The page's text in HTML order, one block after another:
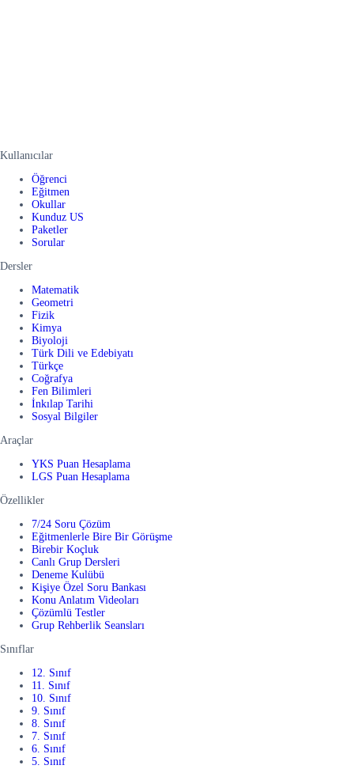
Kullanıcılar
Öğrenci
Eğitmen
Okullar
Kunduz US
Paketler
Sorular
Dersler
Matematik
Geometri
Fizik
Kimya
Biyoloji
Türk Dili ve Edebiyatı
Türkçe
Coğrafya
Fen Bilimleri
İnkılap Tarihi
Sosyal Bilgiler
Araçlar
YKS Puan Hesaplama
LGS Puan Hesaplama
Özellikler
7/24 Soru Çözüm
Eğitmenlerle Bire Bir Görüşme
Birebir Koçluk
Canlı Grup Dersleri
Deneme Kulübü
Kişiye Özel Soru Bankası
Konu Anlatım Videoları
Çözümlü Testler
Grup Rehberlik Seansları
Sınıflar
12. Sınıf
11. Sınıf
10. Sınıf
9. Sınıf
8. Sınıf
7. Sınıf
6. Sınıf
5. Sınıf